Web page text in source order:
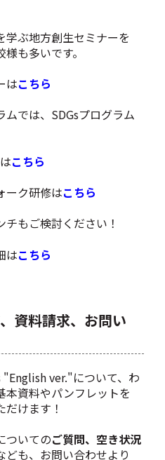
学ぶ地方創生セミナーを
も多いです。
はこちら
では、SDGsプログラム
こちら
ーク研修はこちら
もご検討ください！
はこちら
資料請求、お問い
ver."について、わ
本資料やパンフレットを
けます！
ついてのご質問、空き状況
ども、お問い合わせより